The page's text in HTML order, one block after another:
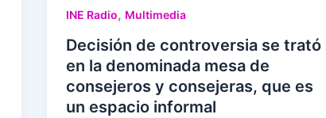
INE Radio, Multimedia
Decisión de controversia se trató
en la denominada mesa de
consejeros y consejeras, que es
un espacio informal